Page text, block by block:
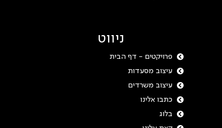
ניווט
פרויקטים - דף הבית
עיצוב מסעדות
עיצוב משרדים
כתבו אלינו
בלוג